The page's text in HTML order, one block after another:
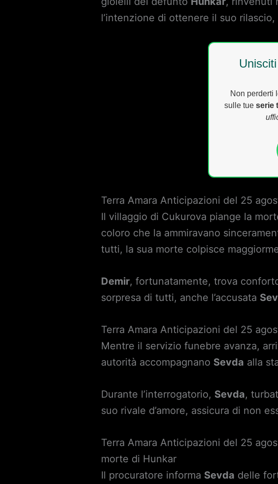
l’intenzione di ottenere il suo
Unisciti
Non perderti
sulle tue serie
Terra Amara Anticipazioni del 25
Il villaggio di Cukurova piange la
coloro che la ammiravano
tutti, la sua morte colpisce
Demir, fortunatamente, trova
sorpresa di tutti, anche l’accusata
Terra Amara Anticipazioni del 25
Mentre il servizio funebre avanza,
autorità accompagnano Sevda alla
Durante l’interrogatorio, Sevda,
suo rivale d’amore, assicura di non
Terra Amara Anticipazioni del 25
morte di Hunkar
Il procuratore informa Sevda delle